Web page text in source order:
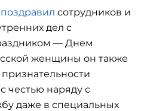
поздравил сотрудников и
дел с
— Днем
женщины он также
честью наряду с
даже в специальных